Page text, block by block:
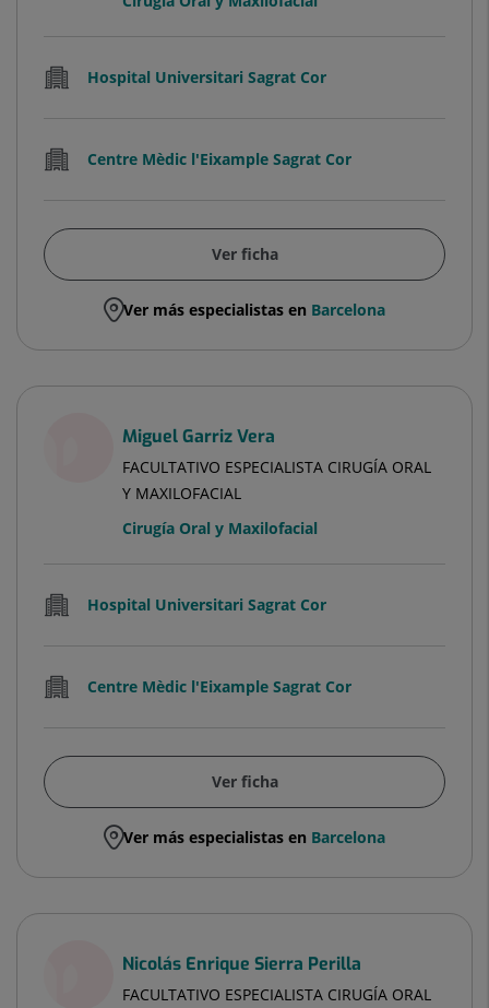
Hospital Universitari Sagrat Cor
Centre Mèdic l'Eixample Sagrat Cor
Ver ficha
Ver más especialistas en Barcelona
Miguel Garriz Vera
FACULTATIVO ESPECIALISTA CIRUGÍA ORAL
Y MAXILOFACIAL
Cirugía Oral y Maxilofacial
Hospital Universitari Sagrat Cor
Centre Mèdic l'Eixample Sagrat Cor
Ver ficha
Ver más especialistas en Barcelona
Nicolás Enrique Sierra Perilla
FACULTATIVO ESPECIALISTA CIRUGÍA ORAL